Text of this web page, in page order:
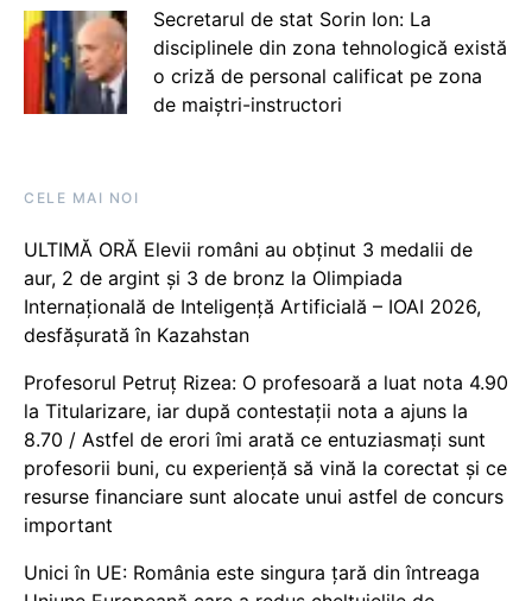
Secretarul de stat Sorin Ion: La
disciplinele din zona tehnologică există
o criză de personal calificat pe zona
de maiștri-instructori
CELE MAI NOI
ULTIMĂ ORĂ Elevii români au obținut 3 medalii de
aur, 2 de argint și 3 de bronz la Olimpiada
Internațională de Inteligență Artificială – IOAI 2026,
desfășurată în Kazahstan
Profesorul Petruț Rizea: O profesoară a luat nota 4.90
la Titularizare, iar după contestații nota a ajuns la
8.70 / Astfel de erori îmi arată ce entuziasmați sunt
profesorii buni, cu experiență să vină la corectat și ce
resurse financiare sunt alocate unui astfel de concurs
important
Unici în UE: România este singura țară din întreaga